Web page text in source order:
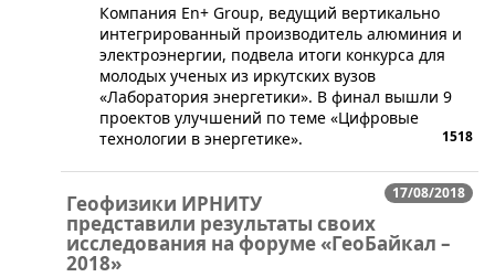
​Компания En+ Group, ведущий вертикально
интегрированный производитель алюминия и
электроэнергии, подвела итоги конкурса для
молодых ученых из иркутских вузов
«Лаборатория энергетики». В финал вышли 9
проектов улучшений по теме «Цифровые
технологии в энергетике».
1518
17/08/2018
Геофизики ИРНИТУ
представили результаты своих
исследования на форуме «ГеоБайкал –
2018»